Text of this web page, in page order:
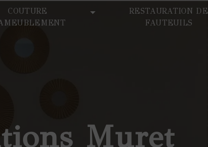
COUTURE
RESTAURATION DE
FAUTEUILS
Muret